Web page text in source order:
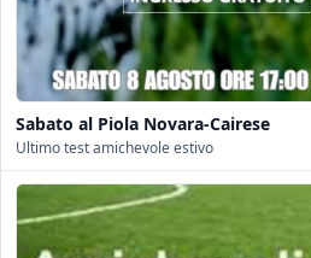
Sabato al Piola Novara-Cairese
Ultimo test amichevole estivo